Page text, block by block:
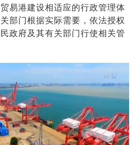
易港建设相适应的行政管理体
部门根据实际需要，依法授权
政府及其有关部门行使相关管